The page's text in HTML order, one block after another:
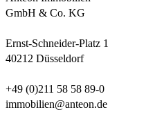
GmbH & Co. KG
Ernst-Schneider-Platz 1
40212 Düsseldorf
+49 (0)211 58 58 89-0
immobilien@anteon.de